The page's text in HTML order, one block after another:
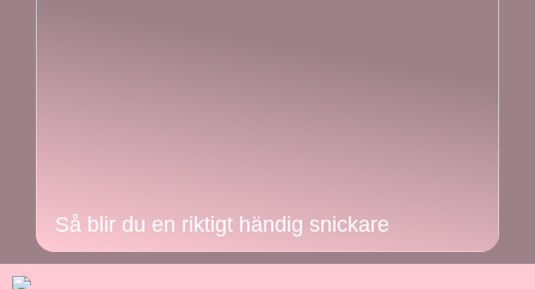
Så blir du en riktigt händig snickare